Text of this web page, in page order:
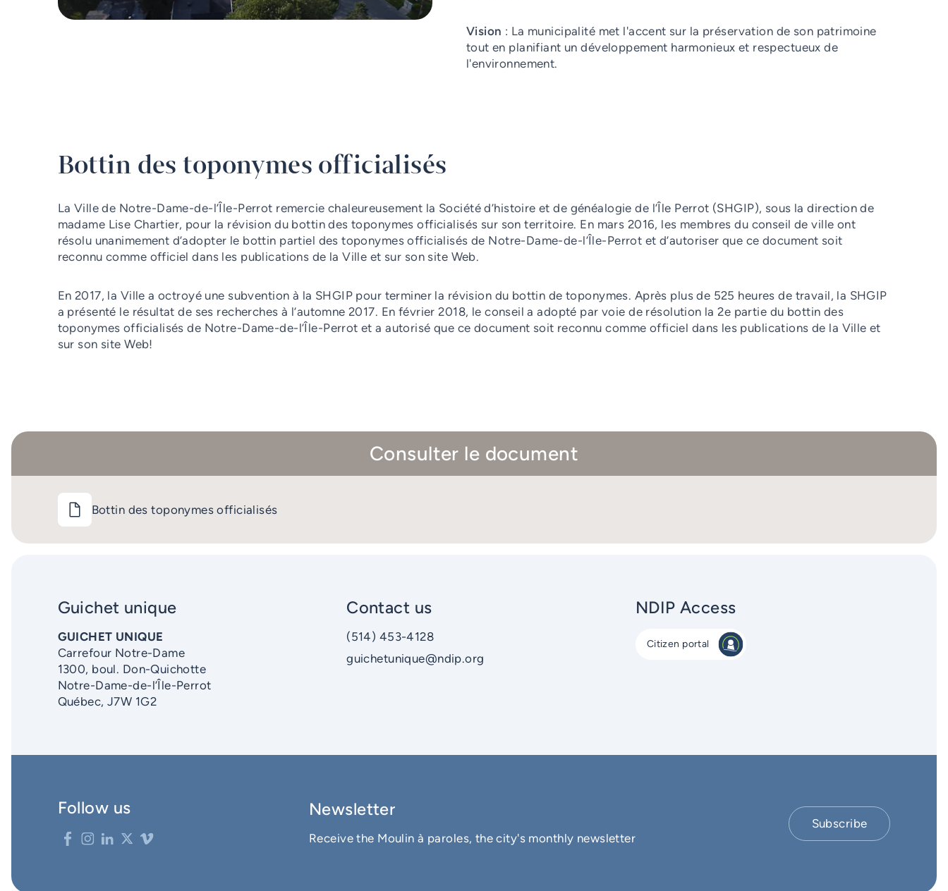
Vision : La municipalité met l'accent sur la préservation de son patrimoine
tout en planifiant un développement harmonieux et respectueux de
l'environnement.
Bottin des toponymes officialisés
La Ville de Notre-Dame-de-l’Île-Perrot remercie chaleureusement la Société d’histoire et de généalogie de l’Île Perrot (SHGIP), sous la direction de
madame Lise Chartier, pour la révision du bottin des toponymes officialisés sur son territoire. En mars 2016, les membres du conseil de ville ont
résolu unanimement d’adopter le bottin partiel des toponymes officialisés de Notre-Dame-de-l’Île-Perrot et d’autoriser que ce document soit
reconnu comme officiel dans les publications de la Ville et sur son site Web.
En 2017, la Ville a octroyé une subvention à la SHGIP pour terminer la révision du bottin de toponymes. Après plus de 525 heures de travail, la SHGIP
a présenté le résultat de ses recherches à l’automne 2017. En février 2018, le conseil a adopté par voie de résolution la 2e partie du bottin des
toponymes officialisés de Notre-Dame-de-l’Île-Perrot et a autorisé que ce document soit reconnu comme officiel dans les publications de la Ville et
sur son site Web!
Consulter le document
Bottin des toponymes officialisés
Guichet unique
GUICHET UNIQUE
Carrefour Notre-Dame
1300, boul. Don-Quichotte
Notre-Dame-de-l’Île-Perrot
Québec, J7W 1G2
Contact us
(514) 453-4128
guichetunique@ndip.org
NDIP Access
Citizen portal
Follow us Newsletter
Receive the Moulin à paroles, the city's monthly newsletter
Subscribe